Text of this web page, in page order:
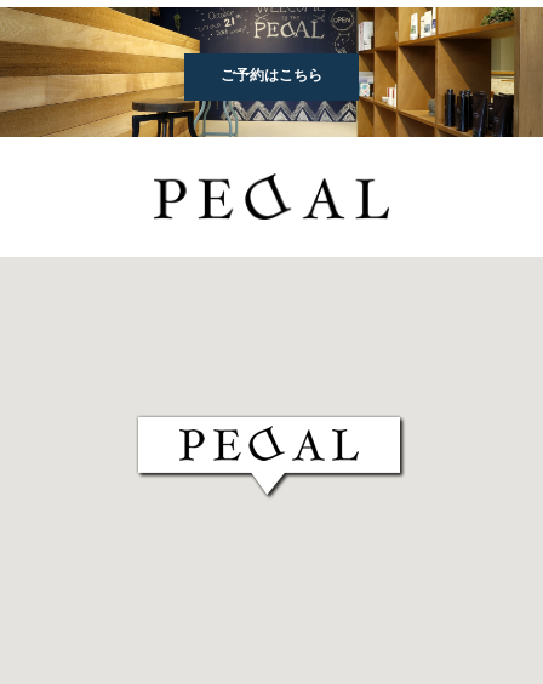
ご予約はこちら